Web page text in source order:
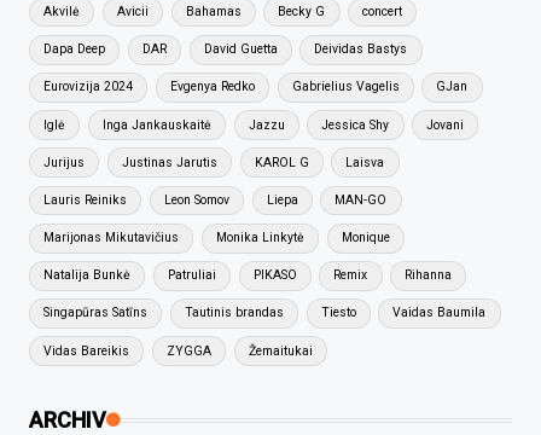
Akvilė Avicii Bahamas Becky G concert
Dapa Deep DAR David Guetta Deividas Bastys
Eurovizija 2024 Evgenya Redko Gabrielius Vagelis GJan
Iglė Inga Jankauskaitė Jazzu Jessica Shy Jovani
Jurijus Justinas Jarutis KAROL G Laisva
Lauris Reiniks Leon Somov Liepa MAN-GO
Marijonas Mikutavičius Monika Linkytė Monique
Natalija Bunkė Patruliai PIKASO Remix Rihanna
Singapūras Satīns Tautinis brandas Tiesto Vaidas Baumila
Vidas Bareikis ZYGGA Žemaitukai
ARCHIV